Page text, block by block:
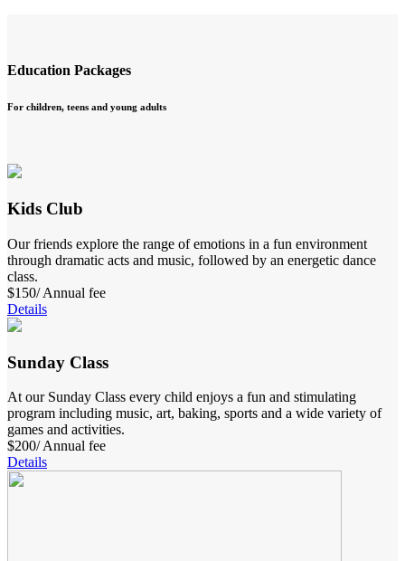
Education Packages
For children, teens and young adults
Kids Club
Our friends explore the range of emotions in a fun environment
through dramatic acts and music, followed by an energetic dance
class.
$150/ Annual fee
Details
Sunday Class
At our Sunday Class every child enjoys a fun and stimulating
program including music, art, baking, sports and a wide variety of
games and activities.
$200/ Annual fee
Details